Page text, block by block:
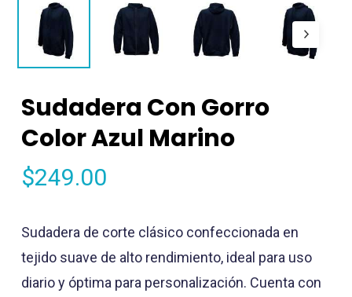
Sudadera Con Gorro
Color Azul Marino
$249.00
Sudadera de corte clásico confeccionada en
tejido suave de alto rendimiento, ideal para uso
diario y óptima para personalización. Cuenta con